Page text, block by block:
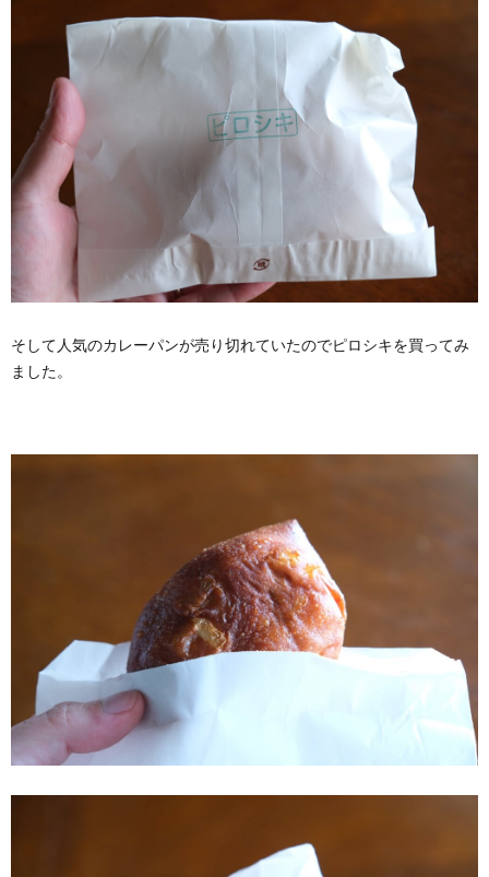
そして人気のカレーパンが売り切れていたのでピロシキを買ってみ
ました。